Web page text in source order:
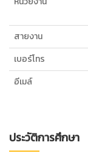
สายงาน
เบอร์โทร
อีเมล์
ประวัติการศึกษา